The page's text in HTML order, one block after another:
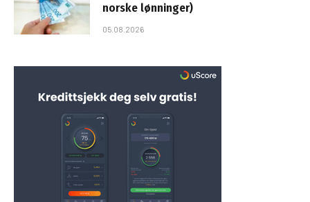
norske lønninger)
05.08.2026